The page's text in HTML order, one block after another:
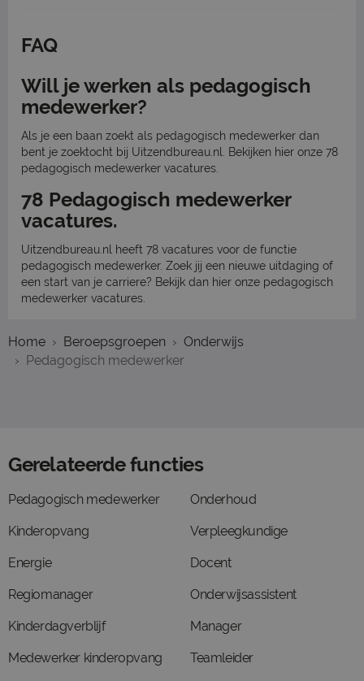
FAQ
Will je werken als pedagogisch
medewerker?
Als je een baan zoekt als pedagogisch medewerker dan
bent je zoektocht bij Uitzendbureau.nl. Bekijken hier onze 78
pedagogisch medewerker vacatures.
78 Pedagogisch medewerker
vacatures.
Uitzendbureau.nl heeft 78 vacatures voor de functie
pedagogisch medewerker. Zoek jij een nieuwe uitdaging of
een start van je carriere? Bekijk dan hier onze pedagogisch
medewerker vacatures.
Home Beroepsgroepen
Onderwijs
Pedagogisch medewerker
Gerelateerde functies
Pedagogisch medewerker
Kinderopvang
Energie
Regiomanager
Kinderdagverblijf
Medewerker kinderopvang
Onderhoud
Verpleegkundige
Docent
Onderwijsassistent
Manager
Teamleider